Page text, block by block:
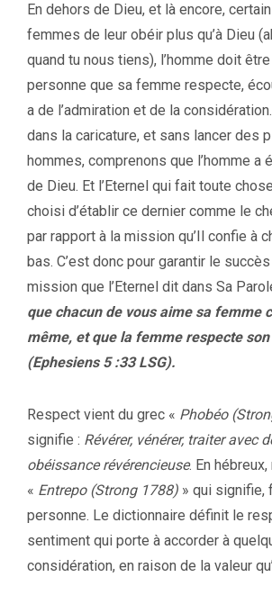
En dehors de Dieu, et là encore,
femmes de leur obéir plus qu’à Dieu
quand tu nous tiens), l’homme doit
personne que sa femme respecte,
a de l’admiration et de la
dans la caricature, et sans lancer des
hommes, comprenons que l’homme a
de Dieu. Et l’Eternel qui fait toute
choisi d’établir ce dernier comme le
par rapport à la mission qu’Il confie à
bas. C’est donc pour garantir le
mission que l’Eternel dit dans Sa
que chacun de vous aime sa femme
même, et que la femme respecte
(Ephesiens 5 :33 LSG).
Respect vient du grec « Phobéo
signifie : Révérer, vénérer, traiter avec
obéissance révérencieuse. En
« Entrepo (Strong 1788) » qui signifie,
personne. Le dictionnaire définit le
sentiment qui porte à accorder à
considération, en raison de la valeur